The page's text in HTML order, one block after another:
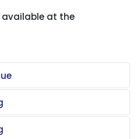
available at the